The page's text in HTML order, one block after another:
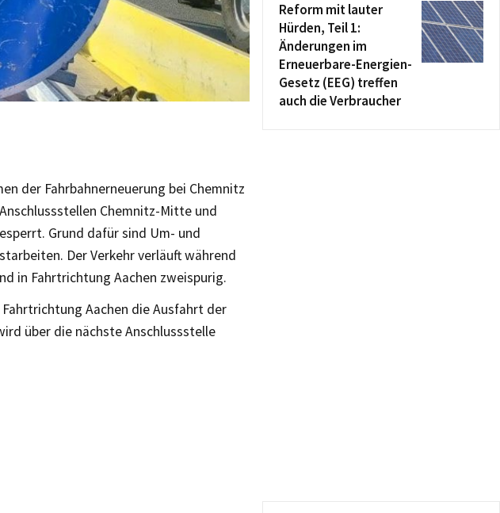
der Fahrbahnerneuerung bei Chemnitz
Chemnitz-Mitte und
Grund dafür sind Um- und
Der Verkehr verläuft während
in Fahrtrichtung Aachen zweispurig.
Aachen die Ausfahrt der
über die nächste Anschlussstelle
Reform mit lauter
Hürden, Teil 1:
Änderungen im
Erneuerbare-Energien-
Gesetz (EEG) treffen
auch die Verbraucher